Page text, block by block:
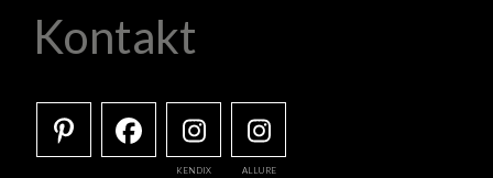
Kontakt
KENDIX ALLURE